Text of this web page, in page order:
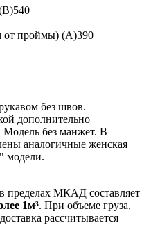
540
от проймы) (A)390
без швов.
дополнительно
Модель без манжет. В
аналогичные женская
модели.
пределах МКАД составляет
1м³. При объеме груза,
рассчитывается